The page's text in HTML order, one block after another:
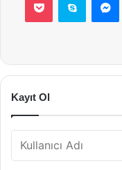
Kayıt Ol